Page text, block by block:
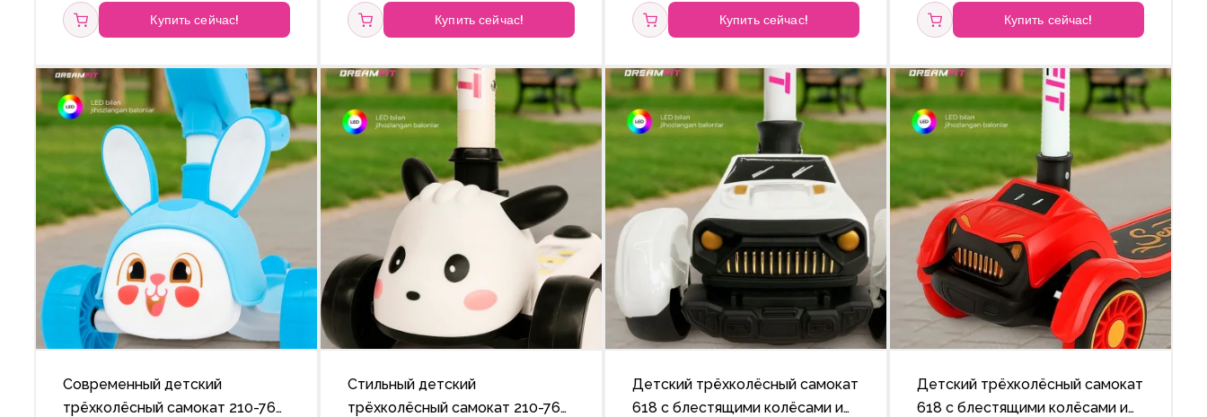
Купить сейчас! Купить сейчас! Купить сейчас! Купить сейчас!
Современный детский
трёхколёсный самокат 210-765
Стильный детский
трёхколёсный самокат 210-765
Детский трёхколёсный самокат
618 с блестящими колёсами и
Детский трёхколёсный самокат
618 с блестящими колёсами и